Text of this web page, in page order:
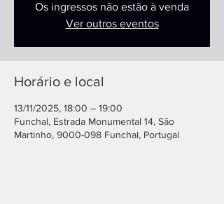
Os ingressos não estão à venda
Ver outros eventos
Horário e local
13/11/2025, 18:00 – 19:00
Funchal, Estrada Monumental 14, São
Martinho, 9000-098 Funchal, Portugal